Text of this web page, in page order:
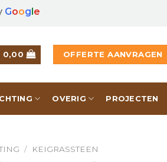
Google
0,00 OFFERTE AANVRAGEN
OVERIG PROJECTEN
/ KEIGRASSTEEN